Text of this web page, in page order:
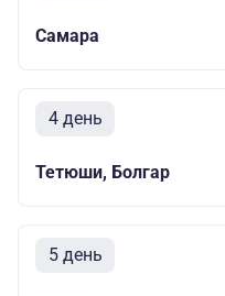
Самара
4 день
Тетюши, Болгар
5 день